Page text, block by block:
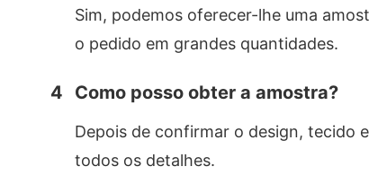
Sim, podemos oferecer-lhe uma
o pedido em grandes quantidades.
4 Como posso obter a amostra?
Depois de confirmar o design, tecido
todos os detalhes.